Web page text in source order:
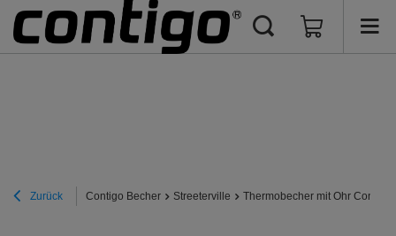
Zurück Contigo Becher Streeterville Thermobecher mit Ohr